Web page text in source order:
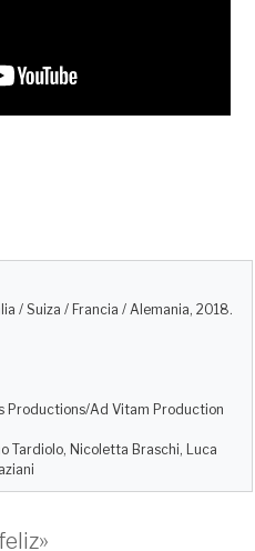
/ Suiza / Francia / Alemania, 2018.
Productions/Ad Vitam Production
Tardiolo, Nicoletta Braschi, Luca